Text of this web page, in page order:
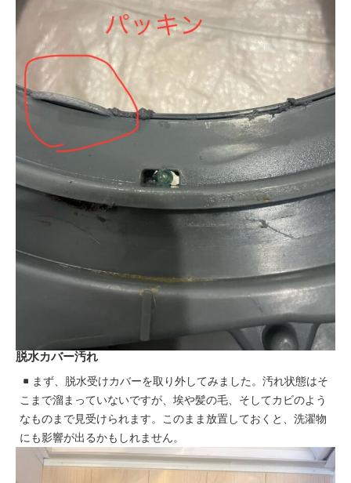
脱水カバー汚れ
まず、脱水受けカバーを取り外してみました。汚れ状態はそ
こまで溜まっていないですが、埃や髪の毛、そしてカビのよう
なものまで見受けられます。このまま放置しておくと、洗濯物
にも影響が出るかもしれません。